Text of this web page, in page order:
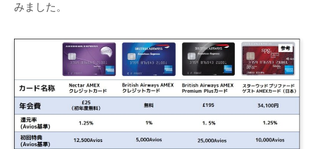
みました。